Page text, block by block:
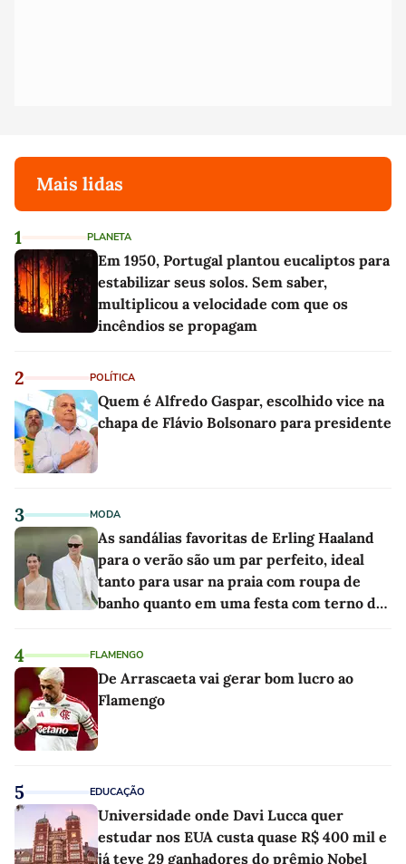
Mais lidas
1 PLANETA
Em 1950, Portugal plantou eucaliptos para
estabilizar seus solos. Sem saber,
multiplicou a velocidade com que os
incêndios se propagam
2 POLÍTICA
Quem é Alfredo Gaspar, escolhido vice na
chapa de Flávio Bolsonaro para presidente
3 MODA
As sandálias favoritas de Erling Haaland
para o verão são um par perfeito, ideal
tanto para usar na praia com roupa de
banho quanto em uma festa com terno de
4 FLAMENGO
De Arrascaeta vai gerar bom lucro ao
Flamengo
5 EDUCAÇÃO
Universidade onde Davi Lucca quer
estudar nos EUA custa quase R$ 400 mil e
já teve 29 ganhadores do prêmio Nobel